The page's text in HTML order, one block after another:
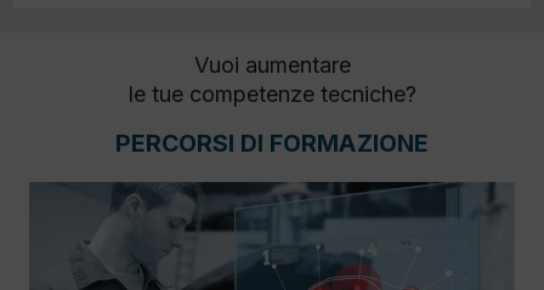
Vuoi aumentare
le tue competenze tecniche?
PERCORSI DI FORMAZIONE